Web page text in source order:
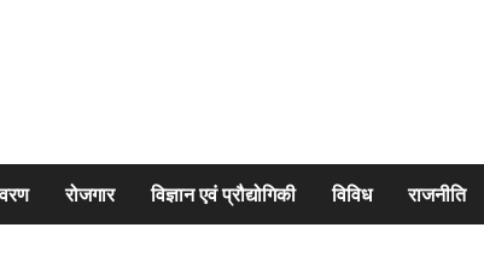
रोजगार विज्ञान एवं प्रौद्योगिकी विविध राजनीति